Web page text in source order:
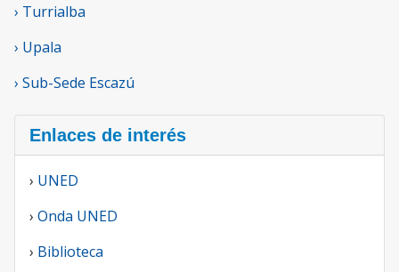
› Turrialba
› Upala
› Sub-Sede Escazú
Enlaces de interés
› UNED
› Onda UNED
› Biblioteca